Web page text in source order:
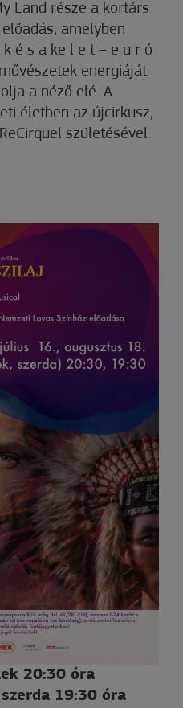
Land része a kortárs
amelyben
é s a ke l e t – e u r ó
energiáját
a néző elé. A
életben az újcirkusz,
születésével
20:30 óra
19:30 óra